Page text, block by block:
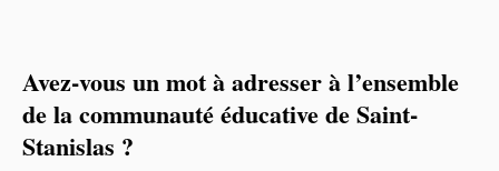
Avez-vous un mot à adresser à l’ensemble
de la communauté éducative de Saint-
Stanislas ?